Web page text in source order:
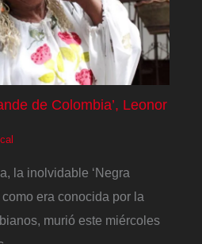
de Colombia’, Leonor
la inolvidable ‘Negra
era conocida por la
murió este miércoles